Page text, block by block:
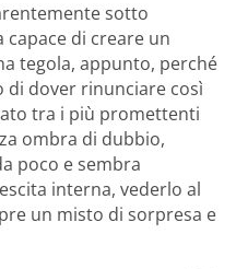
sotto
di creare un
tegola, appunto, perché
di dover rinunciare così
tra i più promettenti
ombra di dubbio,
poco e sembra
interna, vederlo al
un misto di sorpresa e